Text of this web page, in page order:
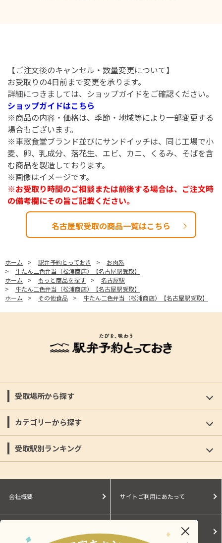
【ご注文後のキャンセル・数量変更について】
お受取りの4日前まで変更を承ります。
詳細につきましては、ショップガイドをご確認ください。
ショップガイドはこちら
※商品の内容・価格は、季節・地域等により一部変更する
場合もございます。
※車窓食堂ブランド並びにサンドイッチは、同じ工場で小
麦、卵、乳成分、落花生、エビ、カニ、くるみ、そばを含
む商品を製造しております。
※画像はイメージです。
※お受取り時間のご相談または前後する場合は、ご注文時
の備考欄にその旨ご記載ください。
名古屋駅受取の商品一覧はこちら
ホーム > 駅弁予約とっておき >
お肉系
>
牛たん二色弁当（松浦商店）【名古屋駅受取】
ホーム
> もっと商品を探す >
名古屋駅
>
牛たん二色弁当（松浦商店）【名古屋駅受取】
ホーム
> その他食品 > 牛たん二色弁当（松浦商店）【名古屋駅受取】
受取場所から探す
カテゴリーから探す
受取駅別ランキング
会社概要 サイトご利用にあたって